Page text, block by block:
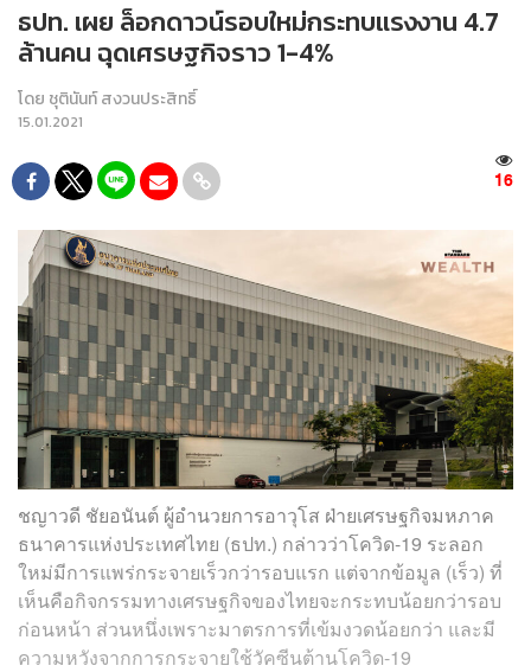
ธปท. เผย ล็อกดาวน์รอบใหม่กระทบแรงงาน 4.7
ล้านคน ฉุดเศรษฐกิจราว 1-4%
โดย ชุตินันท์ สงวนประสิทธิ์
15.01.2021
16
ชญาวดี ชัยอนันต์ ผู้อำนวยการอาวุโส ฝ่ายเศรษฐกิจมหภาค
ธนาคารแห่งประเทศไทย (ธปท.) กล่าวว่าโควิด-19 ระลอก
ใหม่มีการแพร่กระจายเร็วกว่ารอบแรก แต่จากข้อมูล (เร็ว) ที่
เห็นคือกิจกรรมทางเศรษฐกิจของไทยจะกระทบน้อยกว่ารอบ
ก่อนหน้า ส่วนหนึ่งเพราะมาตรการที่เข้มงวดน้อยกว่า และมี
ความหวังจากการกระจายใช้วัคซีนต้านโควิด-19